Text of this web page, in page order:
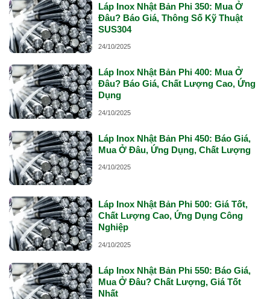
Láp Inox Nhật Bản Phi 350: Mua Ở
Đâu? Báo Giá, Thông Số Kỹ Thuật
SUS304
24/10/2025
Láp Inox Nhật Bản Phi 400: Mua Ở
Đâu? Báo Giá, Chất Lượng Cao, Ứng
Dụng
24/10/2025
Láp Inox Nhật Bản Phi 450: Báo Giá,
Mua Ở Đâu, Ứng Dụng, Chất Lượng
24/10/2025
Láp Inox Nhật Bản Phi 500: Giá Tốt,
Chất Lượng Cao, Ứng Dụng Công
Nghiệp
24/10/2025
Láp Inox Nhật Bản Phi 550: Báo Giá,
Mua Ở Đâu? Chất Lượng, Giá Tốt
Nhất